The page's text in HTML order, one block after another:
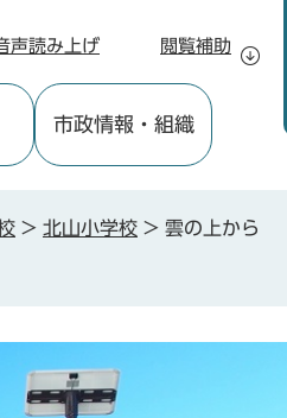
声読み上げ 閲覧補助
市政情報 ・組織
> 北山小学校 > 雲の上から